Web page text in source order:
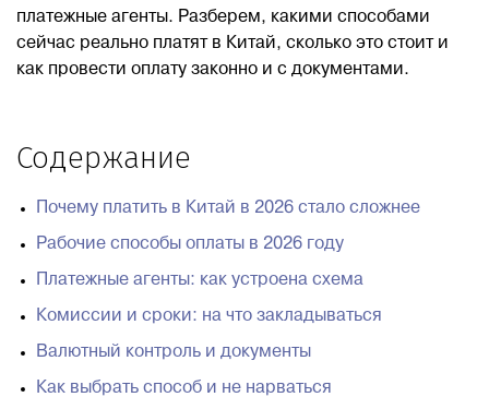
Контакты
ЗАКАЗАТЬ ЗВОНОК
ПОДАТЬ ЗАЯВКУ
ВХОД
платежные агенты. Разберем, какими способами
сейчас реально платят в Китай, сколько это стоит и
как провести оплату законно и с документами.
Содержание
Почему платить в Китай в 2026 стало сложнее
Рабочие способы оплаты в 2026 году
Платежные агенты: как устроена схема
Комиссии и сроки: на что закладываться
Валютный контроль и документы
Как выбрать способ и не нарваться